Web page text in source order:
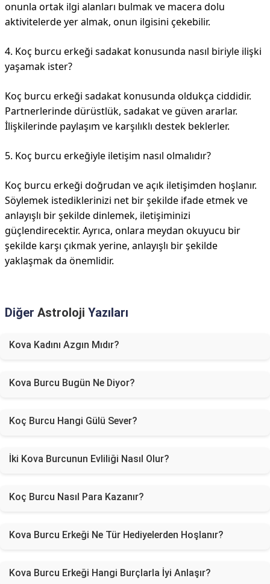
onunla ortak ilgi alanları bulmak ve macera dolu
aktivitelerde yer almak, onun ilgisini çekebilir.
4. Koç burcu erkeği sadakat konusunda nasıl biriyle ilişki
yaşamak ister?
Koç burcu erkeği sadakat konusunda oldukça ciddidir.
Partnerlerinde dürüstlük, sadakat ve güven ararlar.
İlişkilerinde paylaşım ve karşılıklı destek beklerler.
5. Koç burcu erkeğiyle iletişim nasıl olmalıdır?
Koç burcu erkeği doğrudan ve açık iletişimden hoşlanır.
Söylemek istediklerinizi net bir şekilde ifade etmek ve
anlayışlı bir şekilde dinlemek, iletişiminizi
güçlendirecektir. Ayrıca, onlara meydan okuyucu bir
şekilde karşı çıkmak yerine, anlayışlı bir şekilde
yaklaşmak da önemlidir.
Diğer Astroloji Yazıları
Kova Kadını Azgın Mıdır?
Kova Burcu Bugün Ne Diyor?
Koç Burcu Hangi Gülü Sever?
İki Kova Burcunun Evliliği Nasıl Olur?
Koç Burcu Nasıl Para Kazanır?
Kova Burcu Erkeği Ne Tür Hediyelerden Hoşlanır?
Kova Burcu Erkeği Hangi Burçlarla İyi Anlaşır?